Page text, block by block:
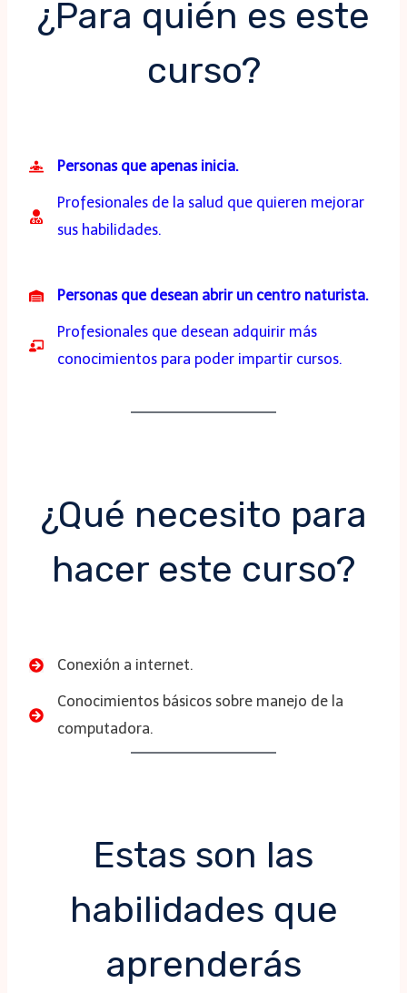
¿Para quién es este
curso?
Personas que apenas inicia.
Profesionales de la salud que quieren mejorar
sus habilidades.
Personas que desean abrir un centro naturista.
Profesionales que desean adquirir más
conocimientos para poder impartir cursos.
¿Qué necesito para
hacer este curso?
Conexión a internet.
Conocimientos básicos sobre manejo de la
computadora.
Estas son las
habilidades que
aprenderás